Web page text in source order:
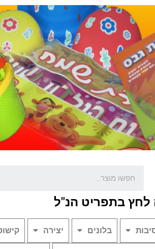
לחץ בתפריט הנ"ל
בלונים יצירה